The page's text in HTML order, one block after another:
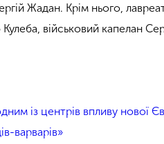
Жадан. Крім нього,
військовий капелан
із центрів впливу нової
варварів»